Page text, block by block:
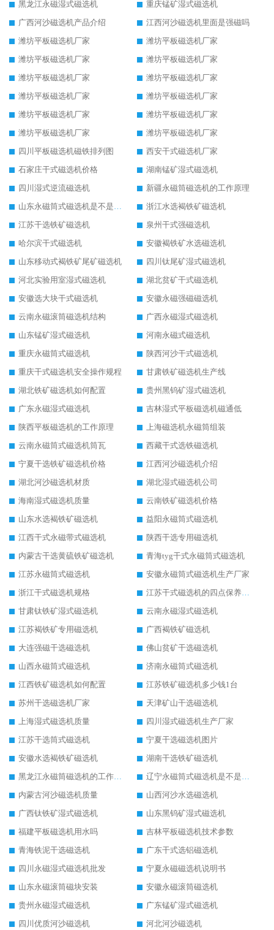
黑龙江永磁湿式磁选机
重庆锰矿湿式磁选机
广西河沙磁选机产品介绍
江西河沙磁选机里面是强磁吗
潍坊平板磁选机厂家
潍坊平板磁选机厂家
潍坊平板磁选机厂家
潍坊平板磁选机厂家
潍坊平板磁选机厂家
潍坊平板磁选机厂家
潍坊平板磁选机厂家
潍坊平板磁选机厂家
潍坊平板磁选机厂家
潍坊平板磁选机厂家
潍坊平板磁选机厂家
潍坊平板磁选机厂家
四川平板磁选机磁铁排列图
西安干式磁选机厂家
石家庄干式磁选机价格
湖南锰矿湿式磁选机
四川湿式逆流磁选机
新疆永磁筒磁选机的工作原理
山东永磁筒式磁选机是不是强磁
浙江水选褐铁矿磁选机
江苏干选铁矿磁选机
泉州干式强磁选机
哈尔滨干式磁选机
安徽褐铁矿水选磁选机
山东移动式褐铁矿尾矿磁选机
四川钛尾矿湿式磁选机
河北实验用室湿式磁选机
湖北贫矿干式磁选机
安徽选大块干式磁选机
安徽永磁强磁磁选机
云南永磁滚筒磁选机结构
广西永磁湿式磁选机
山东锰矿湿式磁选机
河南永磁式磁选机
重庆永磁筒式磁选机
陕西河沙干式磁选机
重庆干式磁选机安全操作规程
甘肃铁矿磁选机生产线
湖北铁矿磁选机如何配置
贵州黑钨矿湿式磁选机
广东永磁湿式磁选机
吉林湿式平板磁选机磁通低
陕西平板磁选机的工作原理
上海磁选机永磁筒组装
云南永磁筒式磁选机筒瓦
西藏干式选铁磁选机
宁夏干选铁矿磁选机价格
江西河沙磁选机介绍
湖北河沙磁选机材质
湖北湿式磁选机公司
海南湿式磁选机质量
云南铁矿磁选机价格
山东水选褐铁矿磁选机
益阳永磁筒式磁选机
江西干式永磁带式磁选机
陕西干选专用磁选机
内蒙古干选黄硫铁矿磁选机
青海tyg干式永磁筒式磁选机
江苏永磁筒式磁选机
安徽永磁筒式磁选机生产厂家
浙江干式磁选机规格
江苏干式磁选机的四点保养秘籍
甘肃钛铁矿湿式磁选机
云南永磁湿式磁选机
江苏褐铁矿专用磁选机
广西褐铁矿磁选机
大连强磁干选磁选机
佛山贫矿干选磁选机
山西永磁筒式磁选机
济南永磁筒式磁选机
江西铁矿磁选机如何配置
江苏铁矿磁选机多少钱1台
苏州干选磁选机厂家
天津矿山干选磁选机
上海湿式磁选机质量
四川湿式磁选机生产厂家
江苏干选筒式磁选机
宁夏干选磁选机图片
安徽水选褐铁矿磁选机
湖南干选铁矿磁选机
黑龙江永磁筒磁选机的工作原理
辽宁永磁筒式磁选机是不是强磁
内蒙古河沙磁选机质量
山西河沙水选磁选机
广西钛铁矿湿式磁选机
山东黑钨矿湿式磁选机
福建平板磁选机用水吗
吉林平板磁选机技术参数
青海铁泥干选磁选机
广东干式选铝磁选机
四川永磁湿式磁选机批发
宁夏永磁磁选机说明书
山东永磁滚筒磁块安装
安徽永磁滚筒磁选机
贵州永磁湿式磁选机
广东锰矿湿式磁选机
四川优质河沙磁选机
河北河沙磁选机